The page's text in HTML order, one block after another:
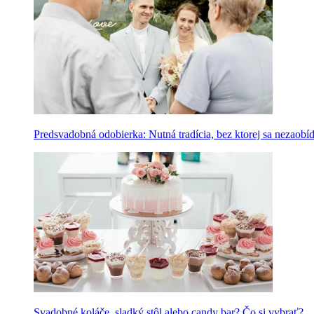
Predsvadobná odobierka: Nutná tradícia, bez ktorej sa